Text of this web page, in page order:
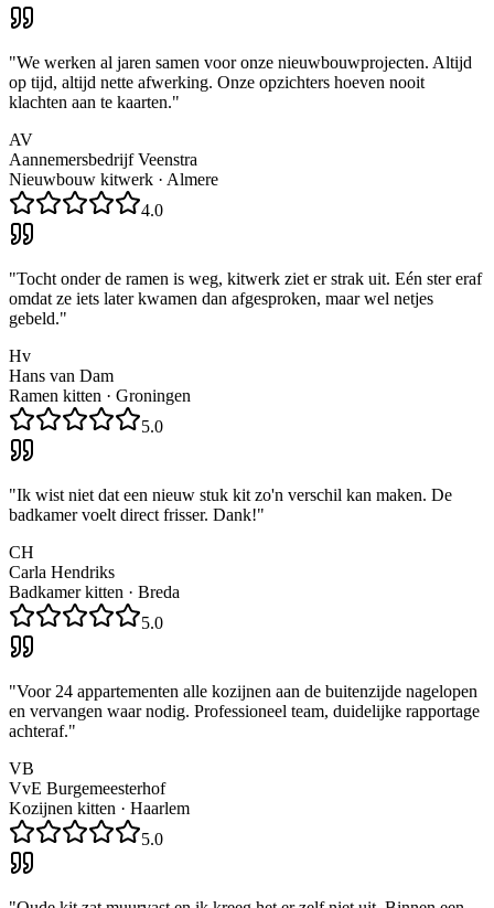
"We werken al jaren samen voor onze nieuwbouwprojecten. Altijd
op tijd, altijd nette afwerking. Onze opzichters hoeven nooit
klachten aan te kaarten."
AV
Aannemersbedrijf Veenstra
Nieuwbouw kitwerk · Almere
4.0
"Tocht onder de ramen is weg, kitwerk ziet er strak uit. Eén ster eraf
omdat ze iets later kwamen dan afgesproken, maar wel netjes
gebeld."
Hv
Hans van Dam
Ramen kitten · Groningen
5.0
"Ik wist niet dat een nieuw stuk kit zo'n verschil kan maken. De
badkamer voelt direct frisser. Dank!"
CH
Carla Hendriks
Badkamer kitten · Breda
5.0
"Voor 24 appartementen alle kozijnen aan de buitenzijde nagelopen
en vervangen waar nodig. Professioneel team, duidelijke rapportage
achteraf."
VB
VvE Burgemeesterhof
Kozijnen kitten · Haarlem
5.0